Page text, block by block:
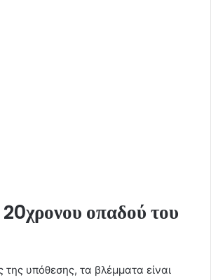
οπαδού του
της υπόθεσης, τα βλέμματα είναι